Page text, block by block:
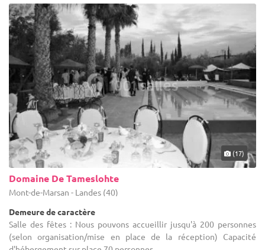
(17)
Domaine De Tameslohte
Mont-de-Marsan - Landes (40)
Demeure de caractère
Salle des fêtes : Nous pouvons accueillir jusqu'à 200 personnes
(selon organisation/mise en place de la réception) Capacité